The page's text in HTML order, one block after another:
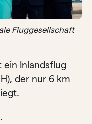
Fluggesellschaft
ein Inlandsflug
der nur 6 km